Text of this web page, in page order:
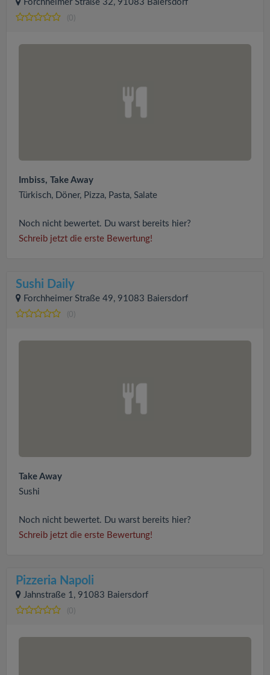
Forchheimer Straße 32, 91083 Baiersdorf
(0)
Imbiss, Take Away
Türkisch, Döner, Pizza, Pasta, Salate
Noch nicht bewertet. Du warst bereits hier?
Schreib jetzt die erste Bewertung!
Sushi Daily
Forchheimer Straße 49, 91083 Baiersdorf
(0)
Take Away
Sushi
Noch nicht bewertet. Du warst bereits hier?
Schreib jetzt die erste Bewertung!
Pizzeria Napoli
Jahnstraße 1, 91083 Baiersdorf
(0)